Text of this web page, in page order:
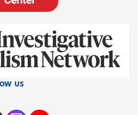
us